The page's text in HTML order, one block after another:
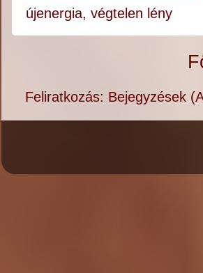
újenergia,végtelen lény
Feliratkozás: Bejegyzések